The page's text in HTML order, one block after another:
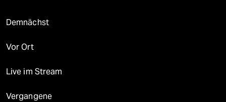
Demnächst
Vor Ort
Live im Stream
Vergangene